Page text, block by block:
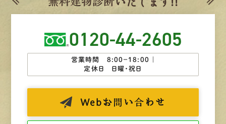
0120-44-2605
営業時間 8:00−18:00 ｜
定休日 日曜・祝日
Web お問い合わせ